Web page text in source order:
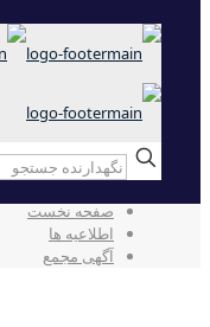
آگهی مجمع
صفحه نخست
اطلاعیه ها
آگهی مجمع